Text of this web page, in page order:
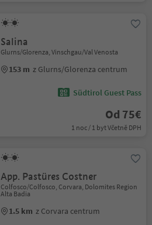
Salina
Glurns/Glorenza, Vinschgau/Val Venosta
153 m z Glurns/Glorenza centrum
Südtirol Guest Pass
Od 75€
1 noc / 1 byt Včetně DPH
App. Pastüres Costner
Colfosco/Colfosco, Corvara, Dolomites Region
Alta Badia
1.5 km z Corvara centrum